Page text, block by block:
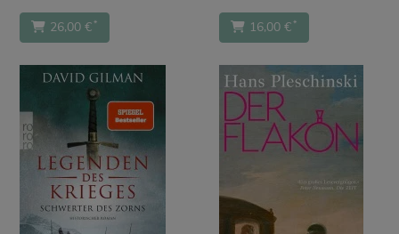
26,00 €* 16,00 €*